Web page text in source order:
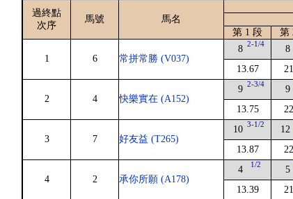
過終點
次序
馬號 馬名
第 1 段
第
1 6 常拼常勝 (V037)
8 2-1/4
13.67
8
2 4 快樂實在 (A152)
9 2-3/4
13.75
9
3 7 好友益 (T265)
10 3-1/2
13.87
12
4 2 承你所願 (A178)
4 1/2
13.39
5